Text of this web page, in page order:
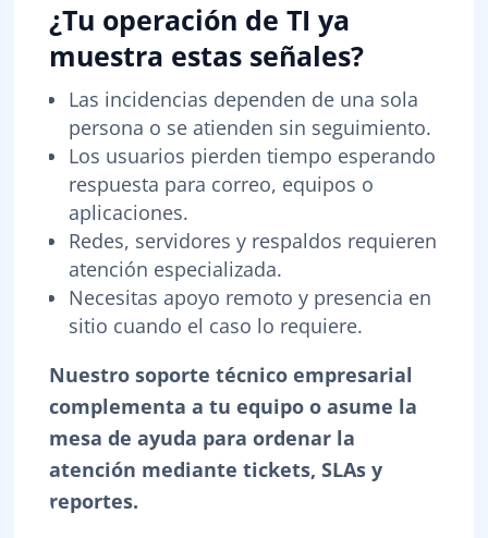
¿Tu operación de TI ya
muestra estas señales?
Las incidencias dependen de una sola
persona o se atienden sin seguimiento.
Los usuarios pierden tiempo esperando
respuesta para correo, equipos o
aplicaciones.
Redes, servidores y respaldos requieren
atención especializada.
Necesitas apoyo remoto y presencia en
sitio cuando el caso lo requiere.
Nuestro soporte técnico empresarial
complementa a tu equipo o asume la
mesa de ayuda para ordenar la
atención mediante tickets, SLAs y
reportes.